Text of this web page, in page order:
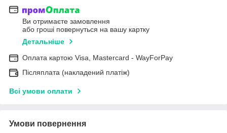
Ви отримаєте замовлення
або гроші повернуться на вашу картку
Детальніше
Оплата картою Visa, Mastercard - WayForPay
Післяплата (накладений платіж)
Всі умови оплати
Умови повернення